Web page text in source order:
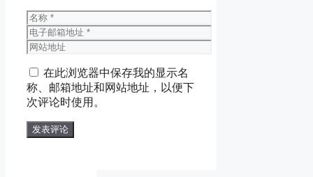
名
称
电
子
箱
地
址
网
地
址
在此浏览器中保存我的显示名
称、邮箱地址和网站地址，以便下
次评论时使用。